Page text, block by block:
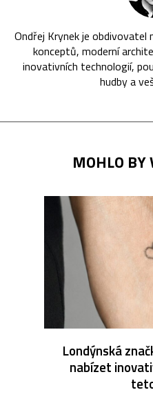
Ondřej Krynek je obdivovatel
konceptů, moderní
inovativních technologií,
hudby a
MOHLO BY
Londýnská
nabízet